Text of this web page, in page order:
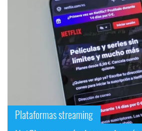
Plataformas streaming